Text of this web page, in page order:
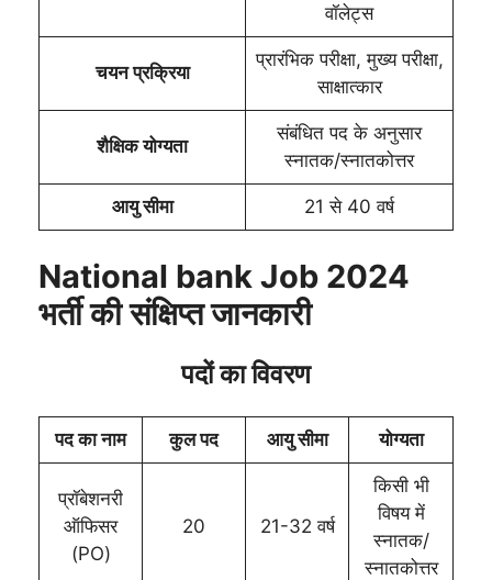
वॉलेट्स
चयन प्रक्रिया
प्रारंभिक परीक्षा, मुख्य परीक्षा,
साक्षात्कार
शैक्षिक योग्यता
संबंधित पद के अनुसार
स्नातक/स्नातकोत्तर
आयु सीमा 21 से 40 वर्ष
National bank Job 2024
भर्ती की संक्षिप्त जानकारी
पदों का विवरण
पद का नाम कुल पद आयु सीमा योग्यता
प्रॉबेशनरी
ऑफिसर
(PO)
20 21-32 वर्ष
किसी भी
विषय में
स्नातक/
स्नातकोत्तर